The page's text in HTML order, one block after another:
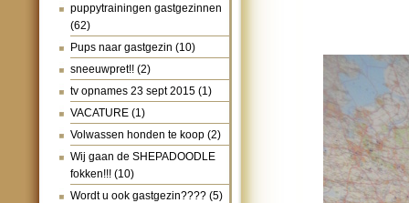
puppytrainingen gastgezinnen
(62)
Pups naar gastgezin (10)
sneeuwpret!! (2)
tv opnames 23 sept 2015 (1)
VACATURE (1)
Volwassen honden te koop (2)
Wij gaan de SHEPADOODLE
fokken!!! (10)
Wordt u ook gastgezin???? (5)